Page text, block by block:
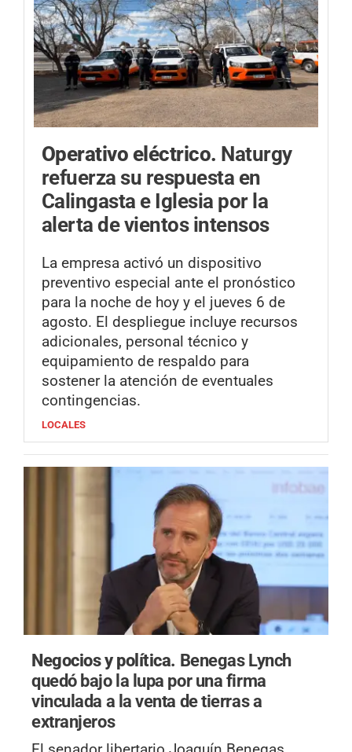
Operativo eléctrico. Naturgy
refuerza su respuesta en
Calingasta e Iglesia por la
alerta de vientos intensos
La empresa activó un dispositivo
preventivo especial ante el pronóstico
para la noche de hoy y el jueves 6 de
agosto. El despliegue incluye recursos
adicionales, personal técnico y
equipamiento de respaldo para
sostener la atención de eventuales
contingencias.
LOCALES
Negocios y política. Benegas Lynch
quedó bajo la lupa por una firma
vinculada a la venta de tierras a
extranjeros